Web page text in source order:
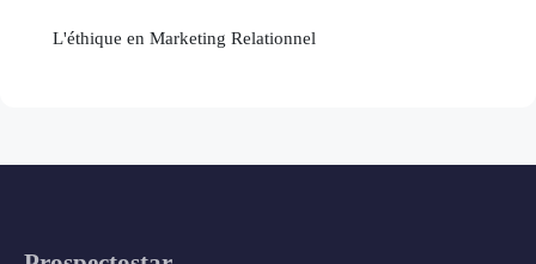
L'éthique en Marketing Relationnel